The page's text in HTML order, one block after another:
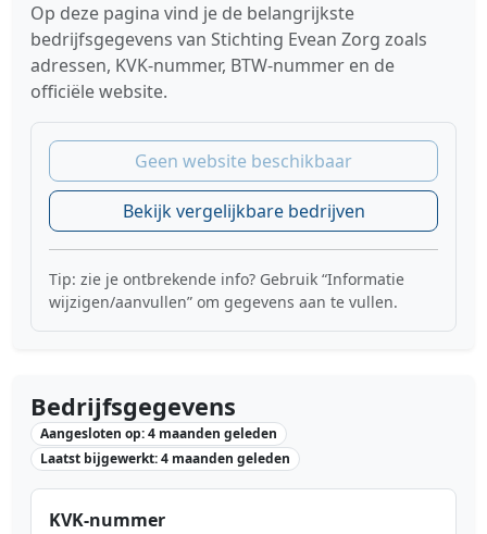
Op deze pagina vind je de belangrijkste
bedrijfsgegevens van Stichting Evean Zorg zoals
adressen, KVK-nummer, BTW-nummer en de
officiële website.
Geen website beschikbaar
Bekijk vergelijkbare bedrijven
Tip: zie je ontbrekende info? Gebruik “Informatie
wijzigen/aanvullen” om gegevens aan te vullen.
Bedrijfsgegevens
Aangesloten op: 4 maanden geleden
Laatst bijgewerkt: 4 maanden geleden
KVK-nummer